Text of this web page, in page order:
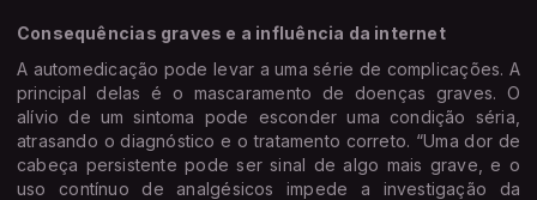
Consequências graves e a influência da internet
A automedicação pode levar a uma série de complicações. A
principal delas é o mascaramento de doenças graves. O
alívio de um sintoma pode esconder uma condição séria,
atrasando o diagnóstico e o tratamento correto. “Uma dor de
cabeça persistente pode ser sinal de algo mais grave, e o
uso contínuo de analgésicos impede a investigação da